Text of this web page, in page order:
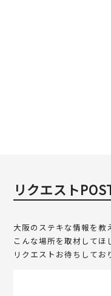
リクエスト
大阪のステキな情報を教
こんな場所を取材してほ
リクエストお待ちしてお